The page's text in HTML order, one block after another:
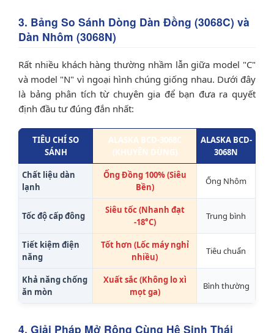
3. Bảng So Sánh Dòng Dàn Đồng (3068C) và
Dàn Nhôm (3068N)
Rất nhiều khách hàng thường nhầm lẫn giữa model "C"
và model "N" vì ngoại hình chúng giống nhau. Dưới đây
là bảng phân tích từ chuyên gia để bạn đưa ra quyết
định đầu tư đúng đắn nhất:
TIÊU CHÍ SO
SÁNH
ALASKA BCD-3068C
(KHUYÊN DÙNG)
ALASKA BCD-
3068N
Chất liệu dàn
lạnh
Ống Đồng 100% (Siêu
Bền)
Ống Nhôm
Tốc độ cấp đông
Siêu tốc (Nhanh đạt
-18°C)
Trung bình
Tiết kiệm điện
năng
Tốt hơn (Lốc máy nghỉ
nhiều)
Tiêu chuẩn
Khả năng chống
ăn mòn
Xuất sắc (Không lo xì
mọt ga)
Bình thường
4. Giải Pháp Mở Rộng Cùng Hệ Sinh Thái